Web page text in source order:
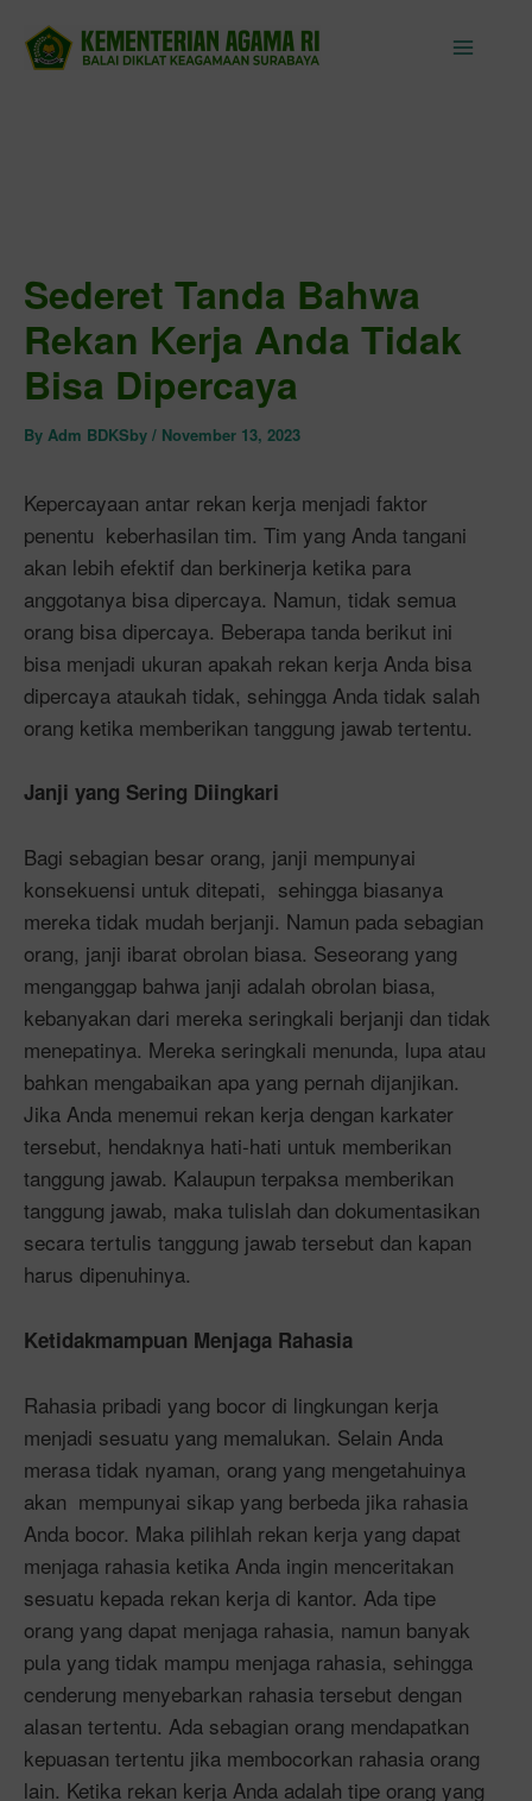
content
Sederet Tanda Bahwa
Rekan Kerja Anda Tidak
Bisa Dipercaya
By Adm BDKSby / November 13, 2023
Kepercayaan antar rekan kerja menjadi faktor
penentu keberhasilan tim. Tim yang Anda tangani
akan lebih efektif dan berkinerja ketika para
anggotanya bisa dipercaya. Namun, tidak semua
orang bisa dipercaya. Beberapa tanda berikut ini
bisa menjadi ukuran apakah rekan kerja Anda bisa
dipercaya ataukah tidak, sehingga Anda tidak salah
orang ketika memberikan tanggung jawab tertentu.
Janji yang Sering Diingkari
Bagi sebagian besar orang, janji mempunyai
konsekuensi untuk ditepati, sehingga biasanya
mereka tidak mudah berjanji. Namun pada sebagian
orang, janji ibarat obrolan biasa. Seseorang yang
menganggap bahwa janji adalah obrolan biasa,
kebanyakan dari mereka seringkali berjanji dan tidak
menepatinya. Mereka seringkali menunda, lupa atau
bahkan mengabaikan apa yang pernah dijanjikan.
Jika Anda menemui rekan kerja dengan karkater
tersebut, hendaknya hati-hati untuk memberikan
tanggung jawab. Kalaupun terpaksa memberikan
tanggung jawab, maka tulislah dan dokumentasikan
secara tertulis tanggung jawab tersebut dan kapan
harus dipenuhinya.
Ketidakmampuan Menjaga Rahasia
Rahasia pribadi yang bocor di lingkungan kerja
menjadi sesuatu yang memalukan. Selain Anda
merasa tidak nyaman, orang yang mengetahuinya
akan mempunyai sikap yang berbeda jika rahasia
Anda bocor. Maka pilihlah rekan kerja yang dapat
menjaga rahasia ketika Anda ingin menceritakan
sesuatu kepada rekan kerja di kantor. Ada tipe
orang yang dapat menjaga rahasia, namun banyak
pula yang tidak mampu menjaga rahasia, sehingga
cenderung menyebarkan rahasia tersebut dengan
alasan tertentu. Ada sebagian orang mendapatkan
kepuasan tertentu jika membocorkan rahasia orang
lain. Ketika rekan kerja Anda adalah tipe orang yang